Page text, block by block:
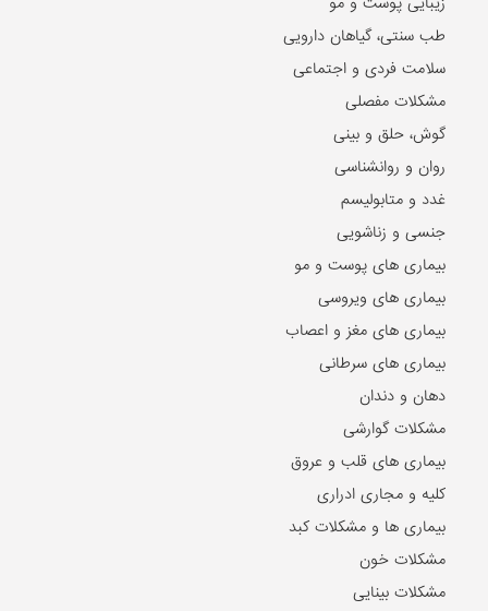
طب سنتی، گیاهان دارویی
سلامت فردی و اجتماعی
مشکلات مفصلی
گوش، حلق و بینی
روان و روانشناسی
غدد و متابولیسم
جنسی و زناشویی
بیماری های پوست و مو
بیماری های ویروسی
بیماری های مغز و اعصاب
بیماری های سرطانی
دهان و دندان
مشکلات گوارشی
بیماری های قلب و عروق
کلیه و مجاری ادراری
بیماری ها و مشکلات کبد
مشکلات خون
مشکلات بینایی